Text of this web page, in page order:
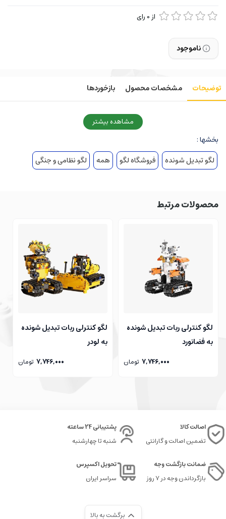
از 0 رای
ناموجود
توضیحات مشخصات محصول بازخوردها
مشاهده بیشتر
بخشها :
لگو تبدیل شونده
فروشگاه لگو همه لگو نظامی و جنگی
محصولات مرتبط
لگو کنترلی ربات تبدیل شونده
به فضانورد
7,746,000 تومان
لگو کنترلی ربات تبدیل شونده
به لودر
7,746,000 تومان
اصالت کالا
تضمین اصالت و گارانتی
پشتیبانی 24 ساعته
شنبه تا چهارشنبه
ضمانت بازگشت وجه
بازگرداندن وجه در ۷ روز
تحویل اکسپرس
سراسر ایران
برگشت به بالا